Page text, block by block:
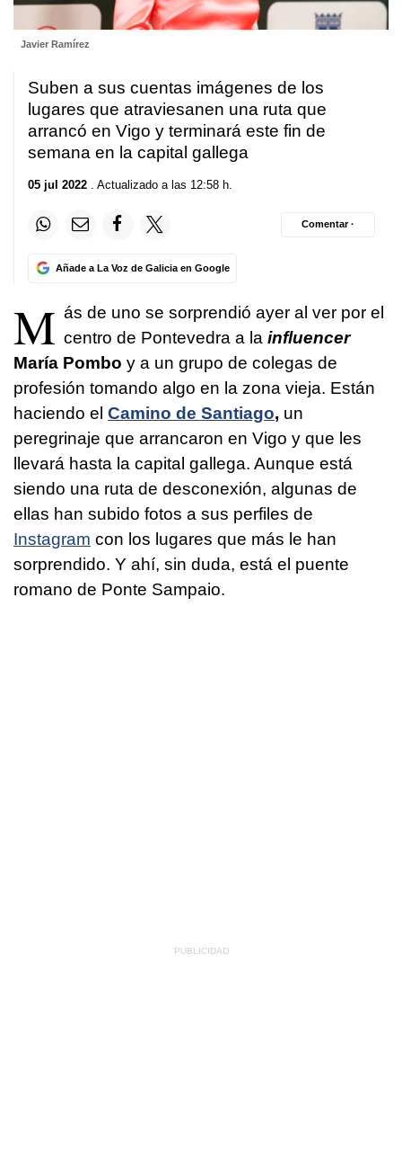
Javier Ramírez
Suben a sus cuentas imágenes de los
lugares que atraviesanen una ruta que
arrancó en Vigo y terminará este fin de
semana en la capital gallega
05 jul 2022 . Actualizado a las 12:58 h.
Añade a La Voz de Galicia en Google
Comentar ·
M ás de uno se sorprendió ayer al ver por el
centro de Pontevedra a la influencer
María Pombo y a un grupo de colegas de
profesión tomando algo en la zona vieja. Están
haciendo el Camino de Santiago, un
peregrinaje que arrancaron en Vigo y que les
llevará hasta la capital gallega. Aunque está
siendo una ruta de desconexión, algunas de
ellas han subido fotos a sus perfiles de
Instagram con los lugares que más le han
sorprendido. Y ahí, sin duda, está el puente
romano de Ponte Sampaio.